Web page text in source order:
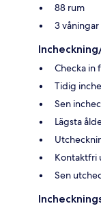
88 rum
3 våningar
Checka in
Tidig
Sen
Lägsta
Kontaktfri
Sen